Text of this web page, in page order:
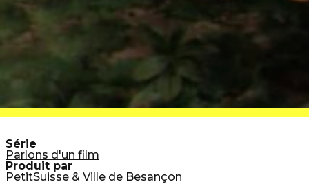
Série
Parlons d'un film
Produit par
PetitSuisse & Ville de Besançon